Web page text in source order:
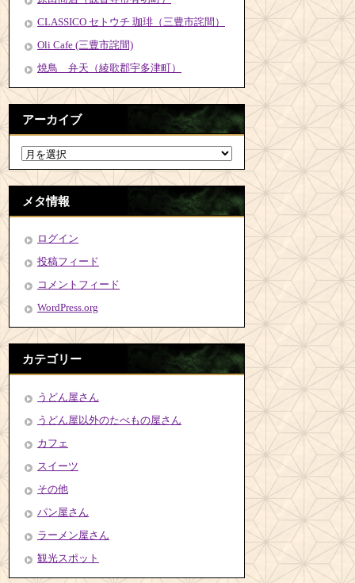
CLASSICO セトウチ 珈琲（三豊市詫間）
Oli Cafe (三豊市詫間)
焼鳥 弁天（綾歌郡宇多津町）
アーカイブ
メタ情報
ログイン
投稿フィード
コメントフィード
WordPress.org
カテゴリー
うどん屋さん
うどん屋以外のたべもの屋さん
カフェ
スイーツ
その他
パン屋さん
ラーメン屋さん
観光スポット